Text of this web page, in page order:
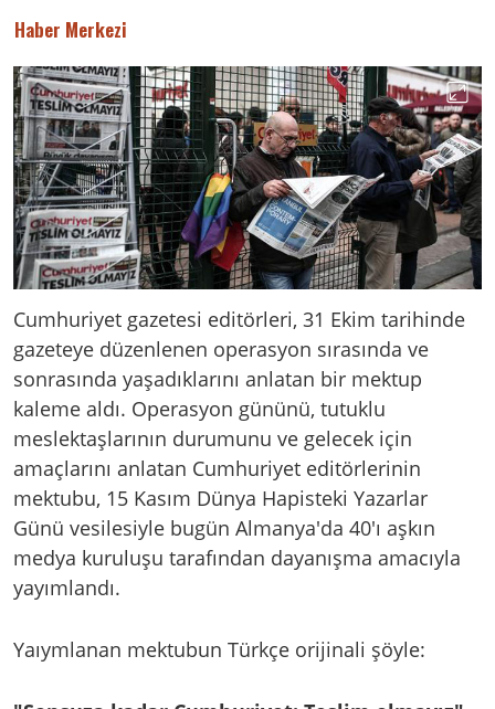
Haber Merkezi
Cumhuriyet gazetesi editörleri, 31 Ekim tarihinde
gazeteye düzenlenen operasyon sırasında ve
sonrasında yaşadıklarını anlatan bir mektup
kaleme aldı. Operasyon gününü, tutuklu
meslektaşlarının durumunu ve gelecek için
amaçlarını anlatan Cumhuriyet editörlerinin
mektubu, 15 Kasım Dünya Hapisteki Yazarlar
Günü vesilesiyle bugün Almanya'da 40'ı aşkın
medya kuruluşu tarafından dayanışma amacıyla
yayımlandı.
Yaıymlanan mektubun Türkçe orijinali şöyle: